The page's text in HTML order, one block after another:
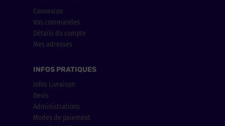
Connexion
Vos commandes
Détails du compte
Mes adresses
INFOS PRATIQUES
Infos Livraison
Devis
Administrations
Modes de paiement